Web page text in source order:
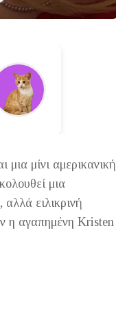
μίνι αμερικανική
μια
ειλικρινή
η αγαπημένη Kristen